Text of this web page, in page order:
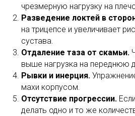
чрезмерную нагрузку на
Разведение локтей в
на трицепсе и увеличивает
сустава.
Отдаление таза от скамьи.
выше нагрузка на переднюю
Рывки и инерция.
махи корпусом.
Отсутствие прогрессии.
делать одно и то же